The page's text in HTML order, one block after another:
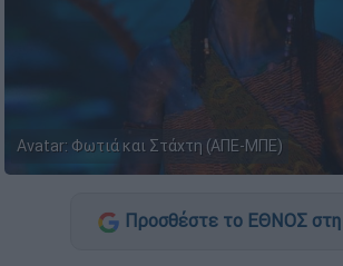
Avatar: Φωτιά και Στάχτη (ΑΠΕ-ΜΠΕ)
Προσθέστε το ΕΘΝΟΣ στη